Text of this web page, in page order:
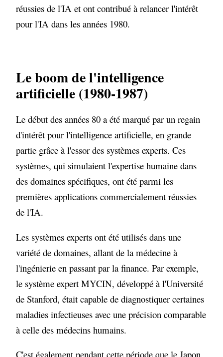
réussies de l'IA et ont contribué à relancer l'intérêt
pour l'IA dans les années 1980.
Le boom de l'intelligence
artificielle (1980-1987)
Le début des années 80 a été marqué par un regain
d'intérêt pour l'intelligence artificielle, en grande
partie grâce à l'essor des systèmes experts. Ces
systèmes, qui simulaient l'expertise humaine dans
des domaines spécifiques, ont été parmi les
premières applications commercialement réussies
de l'IA.
Les systèmes experts ont été utilisés dans une
variété de domaines, allant de la médecine à
l'ingénierie en passant par la finance. Par exemple,
le système expert MYCIN, développé à l'Université
de Stanford, était capable de diagnostiquer certaines
maladies infectieuses avec une précision comparable
à celle des médecins humains.
C'est également pendant cette période que le Japon